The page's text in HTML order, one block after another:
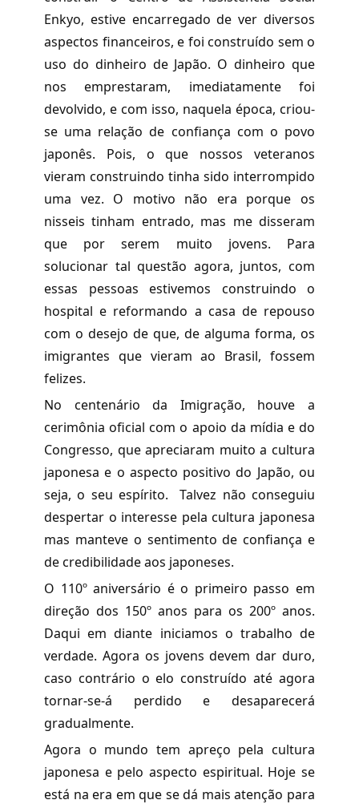
Enkyo, estive encarregado de ver diversos
aspectos financeiros, e foi construído sem o
uso do dinheiro de Japão. O dinheiro que
nos emprestaram, imediatamente foi
devolvido, e com isso, naquela época, criou-
se uma relação de confiança com o povo
japonês. Pois, o que nossos veteranos
vieram construindo tinha sido interrompido
uma vez. O motivo não era porque os
nisseis tinham entrado, mas me disseram
que por serem muito jovens. Para
solucionar tal questão agora, juntos, com
essas pessoas estivemos construindo o
hospital e reformando a casa de repouso
com o desejo de que, de alguma forma, os
imigrantes que vieram ao Brasil, fossem
felizes.
No centenário da Imigração, houve a
cerimônia oficial com o apoio da mídia e do
Congresso, que apreciaram muito a cultura
japonesa e o aspecto positivo do Japão, ou
seja, o seu espírito.
Talvez não conseguiu
despertar o interesse pela cultura japonesa
mas manteve o sentimento de confiança e
de credibilidade aos japoneses.
O 110º aniversário é o primeiro passo em
direção dos 150º anos para os 200º anos.
Daqui em diante iniciamos o trabalho de
verdade. Agora os jovens devem dar duro,
caso contrário o elo construído até agora
tornar-se-á perdido e desaparecerá
gradualmente.
Agora o mundo tem apreço pela cultura
japonesa e pelo aspecto espiritual. Hoje se
está na era em que se dá mais atenção para